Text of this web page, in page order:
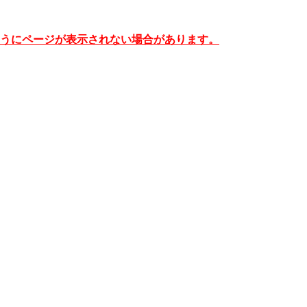
にページが表示されない場合があります。